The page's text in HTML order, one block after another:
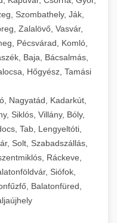
Szombathely, Ják,
Zalalövő, Vasvár,
Pécsvárad, Komló,
Baja, Bácsalmás,
Hőgyész, Tamási
Nagyatád, Kadarkút,
Siklós, Villány, Bóly,
Tab, Lengyeltóti,
Solt, Szabadszállás,
Ráckeve,
Siófok,
Balatonfüred,